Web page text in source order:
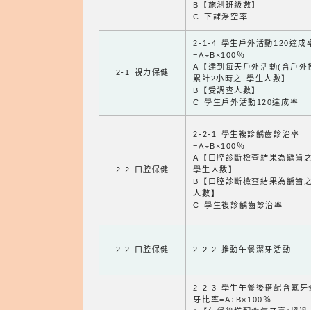
B【施測班級數】
C 下課淨空率
2-1 視力保健
2-1-4 學生戶外活動120達成
=A÷B×100％
A【達到每天戶外活動(含戶外
累計2小時之 學生人數】
B【受調查人數】
C 學生戶外活動120達成率
2-2 口腔保健
2-2-1 學生複診齲齒診治率
=A÷B×100％
A【口腔診斷檢查結果為齲齒
學生人數】
B【口腔診斷檢查結果為齲齒
人數】
C 學生複診齲齒診治率
2-2 口腔保健 2-2-2 推動午餐潔牙活動
2-2-3 學生午餐後搭配含氟牙
牙比率=A÷B×100％